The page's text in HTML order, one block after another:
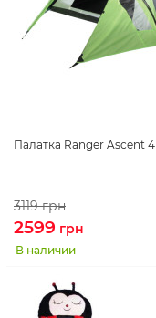
Палатка Ranger Ascent 4
3119грн
2599 грн
В наличии